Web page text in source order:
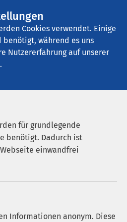
Cookies verwendet. Einige
benötigt, während es uns
Nutzererfahrung auf unserer
für grundlegende
benötigt. Dadurch ist
einwandfrei
Informationen anonym. Diese